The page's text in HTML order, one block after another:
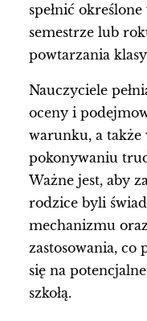
spełnić
semestrze lub
powtarzania
Nauczyciele
oceny i
warunku, a także
pokonywaniu
Ważne jest, aby
rodzice byli
mechanizmu
zastosowania, co
się na
szkołą.